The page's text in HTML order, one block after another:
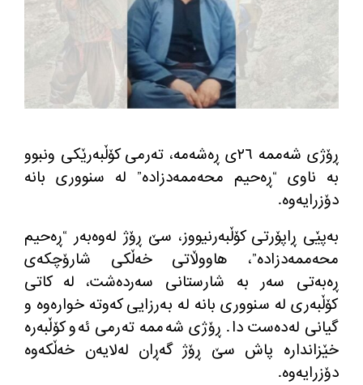
ڕۆژی شه‌ممه‌ ٢٦ی ڕه‌شه‌مه‌، ته‌رمی كۆڵبه‌رێكی ونبوو
به‌ ناوی “ڕه‌حیم محه‌ممه‌دزاده‌” له‌ سنووری بانه
دۆزرایه‌وه‌.
به‌پێی ڕاپۆرتی كۆڵبه‌رنیووز، سێ ڕۆژ له‌وه‌به‌ر “ڕه‌حیم
محه‌ممه‌دزاده‌”، هاووڵاتی خه‌ڵكی شارۆچكه‌ی
ڕه‌به‌تی سه‌ر به‌ شارستانی سه‌رده‌شت، له‌ كاتی
كۆڵبه‌ری له‌ سنووری بانه له‌ به‌رزایی كه‌وته‌ خواره‌وه‌ و
گیانی له‌ده‌ست دا. ڕۆژی شه‌ممه‌ ته‌رمی ئه‌و كۆڵبه‌ره‌
خێزانداره‌ پاش سێ ڕۆژ گه‌ڕان له‌لایه‌ن خه‌ڵكه‌وه‌
دۆزرایه‌وه‌.